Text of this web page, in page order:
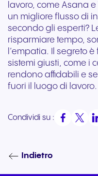
lavoro, come Asana
un migliore flusso di
secondo gli esperti?
risparmiare tempo,
l’empatia. Il segreto
sistemi giusti, come i
rendono affidabili e
fuori il luogo di lavoro.
Condividi su :
Indietro